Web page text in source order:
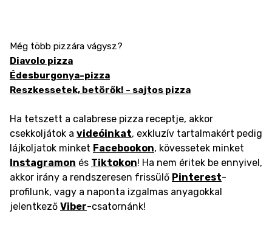
Még több pizzára vágysz?
Diavolo pizza
Édesburgonya-pizza
Reszkessetek, betörők! - sajtos pizza
Ha tetszett a calabrese pizza receptje, akkor
csekkoljátok a videóinkat, exkluzív tartalmakért pedig
lájkoljatok minket Facebookon, kövessetek minket
Instagramon és Tiktokon! Ha nem éritek be ennyivel,
akkor irány a rendszeresen frissülő Pinterest-
profilunk, vagy a naponta izgalmas anyagokkal
jelentkező Viber-csatornánk!